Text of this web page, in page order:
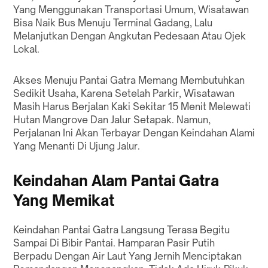
Yang Menggunakan Transportasi Umum, Wisatawan
Bisa Naik Bus Menuju Terminal Gadang, Lalu
Melanjutkan Dengan Angkutan Pedesaan Atau Ojek
Lokal.
Akses Menuju Pantai Gatra Memang Membutuhkan
Sedikit Usaha, Karena Setelah Parkir, Wisatawan
Masih Harus Berjalan Kaki Sekitar 15 Menit Melewati
Hutan Mangrove Dan Jalur Setapak. Namun,
Perjalanan Ini Akan Terbayar Dengan Keindahan Alami
Yang Menanti Di Ujung Jalur.
Keindahan Alam Pantai Gatra
Yang Memikat
Keindahan Pantai Gatra Langsung Terasa Begitu
Sampai Di Bibir Pantai. Hamparan Pasir Putih
Berpadu Dengan Air Laut Yang Jernih Menciptakan